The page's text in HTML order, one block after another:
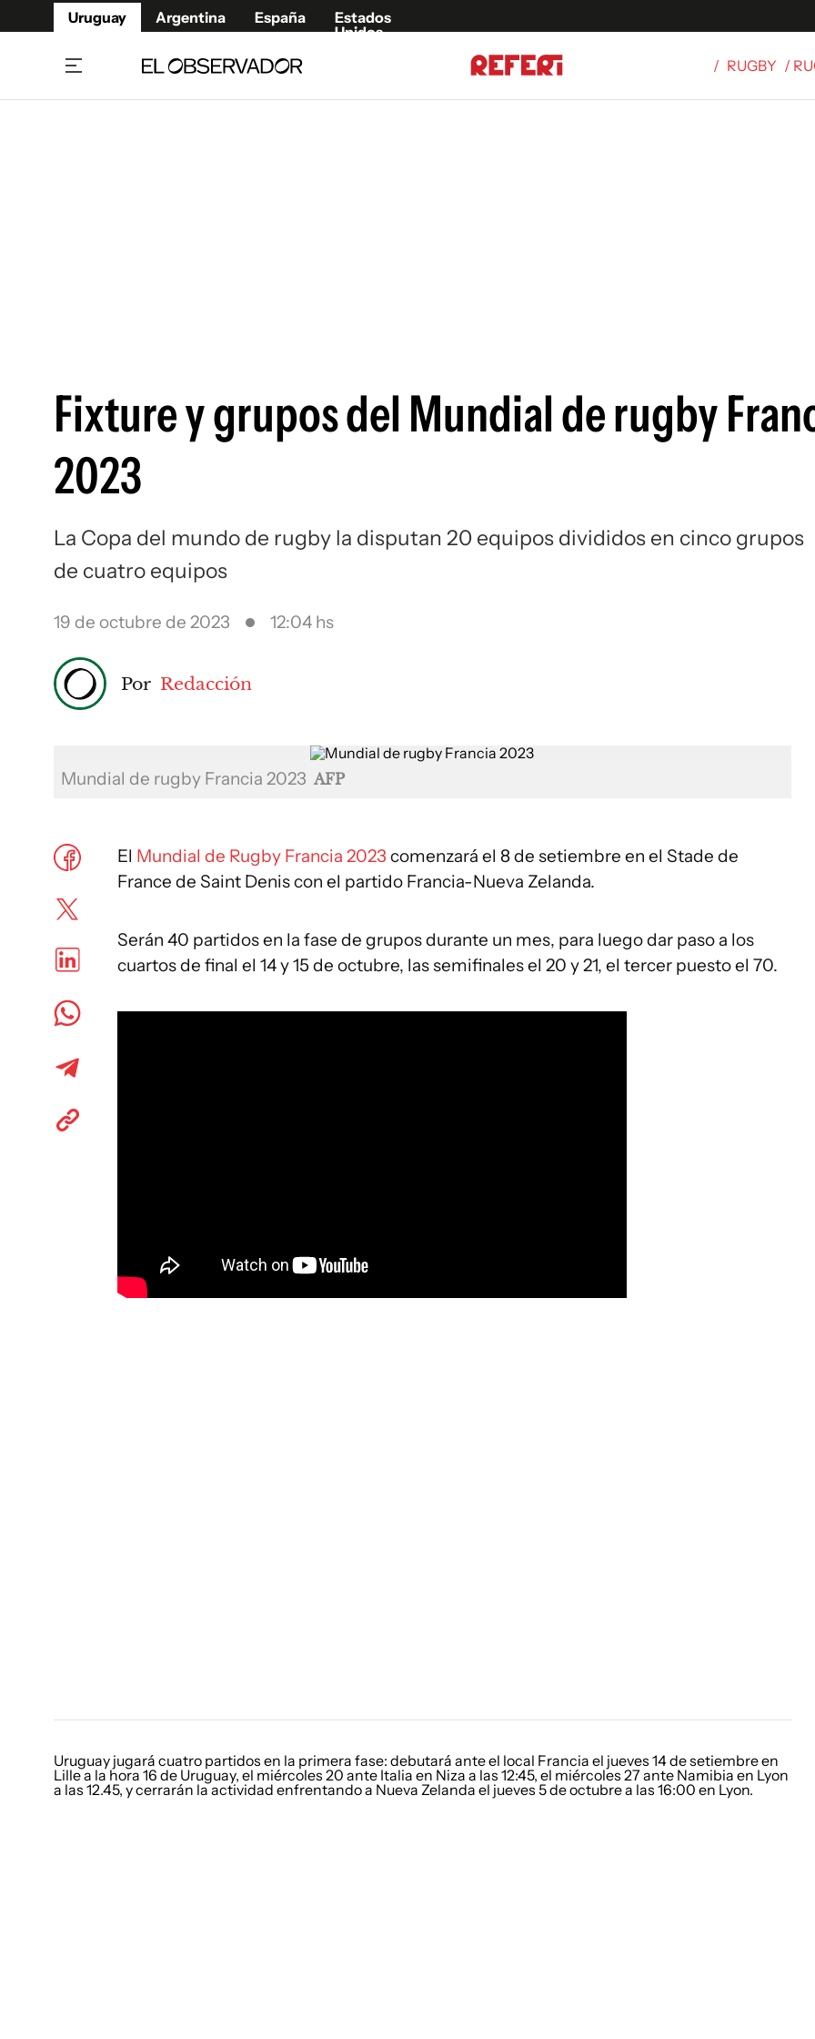
Uruguay Argentina España
Estados
Unidos
/ RUGBY /
Fixture y grupos del Mundial de rugby
2023
La Copa del mundo de rugby la disputan 20 equipos divididos en cinco grupos
de cuatro equipos
19 de octubre de 2023 12:04 hs
Por Redacción
Mundial de rugby Francia 2023 AFP
El Mundial de Rugby Francia 2023 comenzará el 8 de setiembre en el Stade de
France de Saint Denis con el partido Francia-Nueva Zelanda.
Serán 40 partidos en la fase de grupos durante un mes, para luego dar paso a los
cuartos de final el 14 y 15 de octubre, las semifinales el 20 y 21, el tercer puesto el 70.
Uruguay jugará cuatro partidos en la primera fase: debutará ante el local Francia el jueves 14 de setiembre en
Lille a la hora 16 de Uruguay, el miércoles 20 ante Italia en Niza a las 12:45, el miércoles 27 ante Namibia en Lyon
a las 12.45, y cerrarán la actividad enfrentando a Nueva Zelanda el jueves 5 de octubre a las 16:00 en Lyon.